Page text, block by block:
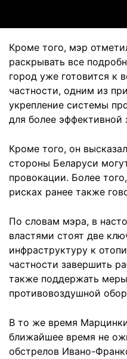
Кроме того, мэр
раскрывать все
город уже готовится
частности, одним из
укрепление системы
для более эффективной
Кроме того, он
стороны Беларуси
провокации. Более
рисках ранее также
По словам мэра, в
властями стоят две
инфраструктуру к
частности завершить
также поддержать
противовоздушной
В то же время
ближайшее время не
обстрелов Ивано-